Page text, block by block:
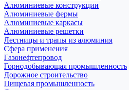
Алюминиевые конструкции
Алюминиевые фермы
Алюминиевые каркасы
Алюминиевые решетки
Лестницы и трапы из алюминия
Сфера применения
Газонефтепровод
Горнодобывающая промышленность
Дорожное строительство
Пищевая промышленность